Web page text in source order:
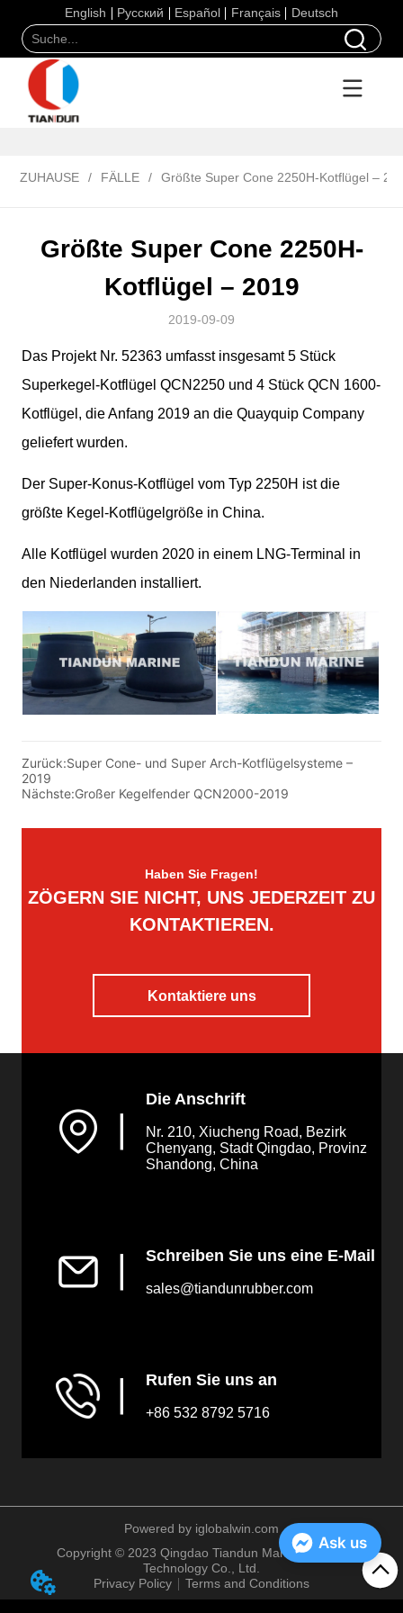
English Русский Español Français Deutsch
ZUHAUSE / FÄLLE / Größte Super Cone 2250H-Kotflügel –
Größte Super Cone 2250H-
Kotflügel – 2019
2019-09-09
Zurück:Super Cone- und Super Arch-Kotflügelsysteme –
2019
Nächste:Großer Kegelfender QCN2000-2019
Haben Sie Fragen!
ZÖGERN SIE NICHT, UNS JEDERZEIT ZU
KONTAKTIEREN.
Kontaktiere uns
Die Anschrift
Nr. 210, Xiucheng Road, Bezirk
Chenyang, Stadt Qingdao, Provinz
Shandong, China
Schreiben Sie uns eine E-Mail
sales@tiandunrubber.com
Rufen Sie uns an
+86 532 8792 5716
Powered by iglobalwin.com
Copyright © 2023 Qingdao Tiandun Marine Fender
Technology Co., Ltd.
Privacy Policy
Terms and Conditions
Ask us